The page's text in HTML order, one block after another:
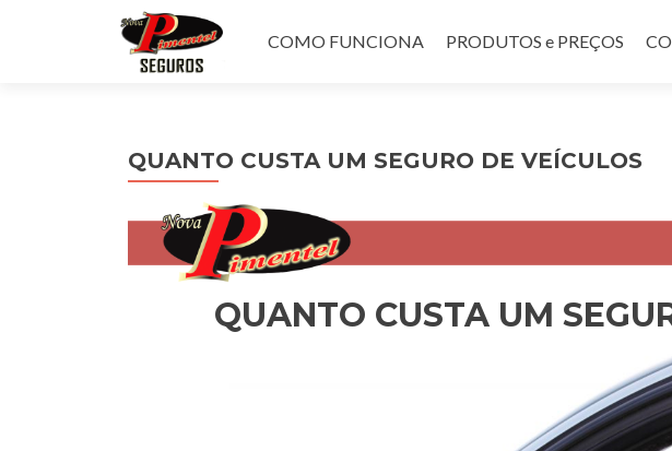
para
COMO FUNCIONA PRODUTOS e PREÇOS
QUANTO CUSTA UM SEGURO DE VEÍCULOS
QUANTO CUSTA UM